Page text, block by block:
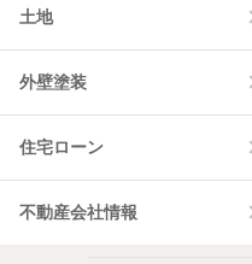
土地
外壁塗装
住宅ローン
不動産会社情報